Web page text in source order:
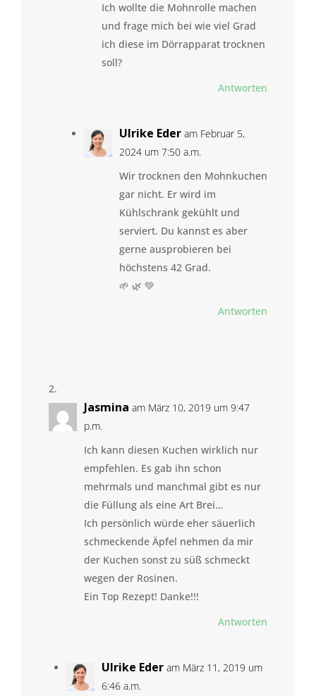
Ich wollte die Mohnrolle machen
und frage mich bei wie viel Grad
ich diese im Dörrapparat trocknen
soll?
Antworten
Ulrike Eder am Februar 5,
2024 um 7:50 a.m.
Wir trocknen den Mohnkuchen
gar nicht. Er wird im
Kühlschrank gekühlt und
serviert. Du kannst es aber
gerne ausprobieren bei
höchstens 42 Grad.
🌱 🌿 💚
Antworten
Jasmina am März 10, 2019 um 9:47
p.m.
Ich kann diesen Kuchen wirklich nur
empfehlen. Es gab ihn schon
mehrmals und manchmal gibt es nur
die Füllung als eine Art Brei…
Ich persönlich würde eher säuerlich
schmeckende Äpfel nehmen da mir
der Kuchen sonst zu süß schmeckt
wegen der Rosinen.
Ein Top Rezept! Danke!!!
Antworten
Ulrike Eder am März 11, 2019 um
6:46 a.m.